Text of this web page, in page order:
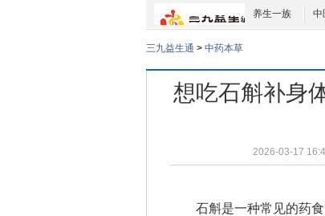
养生一族 中
三九益生通 > 中药本草
想吃石斛补身
2026-03-17
石斛是一种常见的药